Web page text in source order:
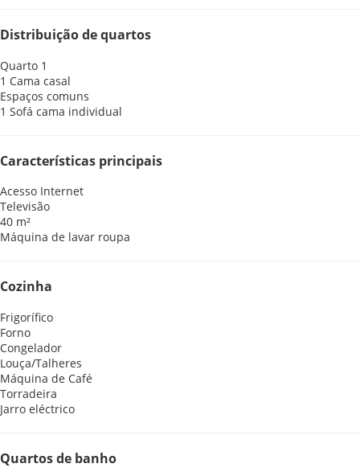
Distribuição de quartos
Quarto 1
1 Cama casal
Espaços comuns
1 Sofá cama individual
Características principais
Acesso Internet
Televisão
40 m²
Máquina de lavar roupa
Cozinha
Frigorífico
Forno
Congelador
Louça/Talheres
Máquina de Café
Torradeira
Jarro eléctrico
Quartos de banho